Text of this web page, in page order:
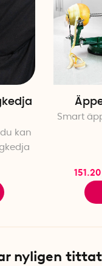
kan
Smart
nyligen